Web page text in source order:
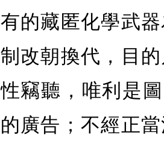
有的藏匿化學武
制改朝換代，目
性竊聽，唯利是
的廣告；不經正